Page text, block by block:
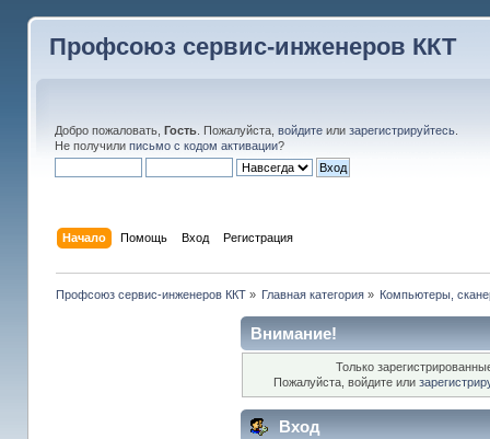
Профсоюз сервис-инженеров ККТ
Добро пожаловать, Гость. Пожалуйста, войдитеили зарегистрируйтесь.
Не получили письмо с кодом активации?
Начало Помощь Вход Регистрация
Профсоюз сервис-инженеров ККТ» Главная категория » Компьютеры,
Внимание!
Только
Пожалуйста, войдите или
Вход